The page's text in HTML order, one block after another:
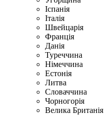
Іспанія
Італія
Швейцарія
Франція
Данія
Туреччина
Німеччина
Естонія
Литва
Словаччина
Чорногорія
Велика Британія